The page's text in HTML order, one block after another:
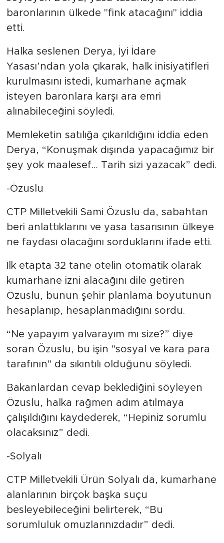
baronlarının ülkede "fink atacağını" iddia
etti.
Halka seslenen Derya, İyi İdare
Yasası’ndan yola çıkarak, halk inisiyatifleri
kurulmasını istedi, kumarhane açmak
isteyen baronlara karşı ara emri
alınabileceğini söyledi.
Memleketin satılığa çıkarıldığını iddia eden
Derya, “Konuşmak dışında yapacağımız bir
şey yok maalesef… Tarih sizi yazacak” dedi.
-Özuslu
CTP Milletvekili Sami Özuslu da, sabahtan
beri anlattıklarını ve yasa tasarısının ülkeye
ne faydası olacağını sorduklarını ifade etti.
İlk etapta 32 tane otelin otomatik olarak
kumarhane izni alacağını dile getiren
Özuslu, bunun şehir planlama boyutunun
hesaplanıp, hesaplanmadığını sordu.
“Ne yapayım yalvarayım mı size?” diye
soran Özuslu, bu işin "sosyal ve kara para
tarafının" da sıkıntılı olduğunu söyledi.
Bakanlardan cevap beklediğini söyleyen
Özuslu, halka rağmen adım atılmaya
çalışıldığını kaydederek, “Hepiniz sorumlu
olacaksınız” dedi.
-Solyalı
CTP Milletvekili Ürün Solyalı da, kumarhane
alanlarının birçok başka suçu
besleyebileceğini belirterek, “Bu
sorumluluk omuzlarınızdadır” dedi.